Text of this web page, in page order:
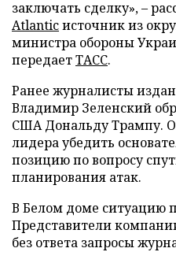
заключать сделку», –
Atlanticисточник из
министра обороны
передаетТАСС.
Ранее журналисты
Владимир Зеленский
США Дональду Трампу.
лидера убедить
позицию по вопросу
планирования атак.
В Белом доме ситуацию
Представители
без ответа запросы